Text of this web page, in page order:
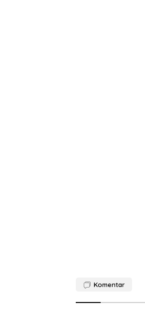
Komentar